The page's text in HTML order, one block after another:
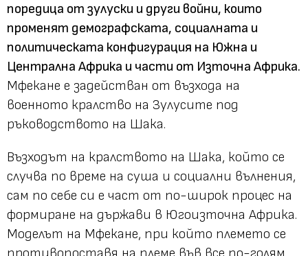
поредица от зулуски и други войни, които
променят демографската, социалната и
политическата конфигурация на Южна и
Централна Африка и части от Източна Африка.
Мфекане е задействан от възхода на
военното кралство на Зулусите под
ръководството на Шака.
Възходът на кралството на Шака, който се
случва по време на суша и социални вълнения,
сам по себе си е част от по-широк процес на
формиране на държави в Югоизточна Африка.
Моделът на Мфекане, при който племето се